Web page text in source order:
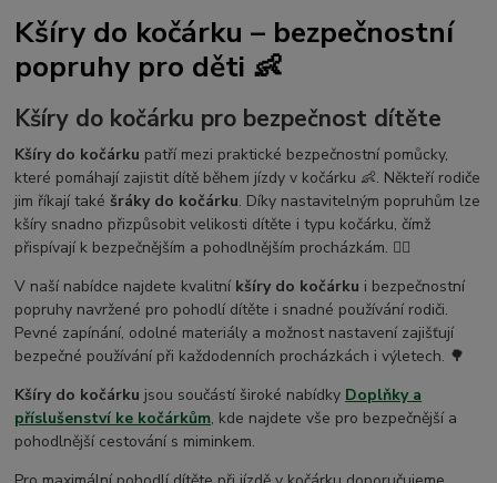
Kšíry do kočárku – bezpečnostní
popruhy pro děti 👶
Kšíry do kočárku pro bezpečnost dítěte
Kšíry do kočárku patří mezi praktické bezpečnostní pomůcky,
které pomáhají zajistit dítě během jízdy v kočárku 👶. Někteří rodiče
jim říkají také šráky do kočárku. Díky nastavitelným popruhům lze
kšíry snadno přizpůsobit velikosti dítěte i typu kočárku, čímž
přispívají k bezpečnějším a pohodlnějším procházkám. 🚶‍♀️
V naší nabídce najdete kvalitní kšíry do kočárku i bezpečnostní
popruhy navržené pro pohodlí dítěte i snadné používání rodiči.
Pevné zapínání, odolné materiály a možnost nastavení zajišťují
bezpečné používání při každodenních procházkách i výletech. 🌳
Kšíry do kočárku jsou součástí široké nabídky Doplňky a
příslušenství ke kočárkům, kde najdete vše pro bezpečnější a
pohodlnější cestování s miminkem.